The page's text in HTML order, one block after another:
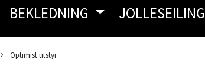
BEKLEDNING JOLLESEILING
Optimist utstyr